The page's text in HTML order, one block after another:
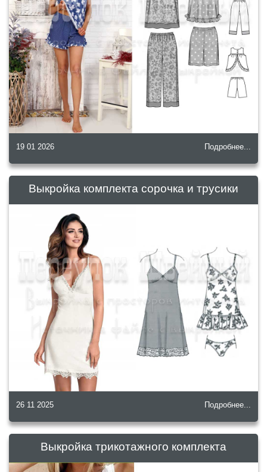
19 01 2026 Подробнее...
Выкройка комплекта сорочка и трусики
26 11 2025 Подробнее...
Выкройка трикотажного комплекта